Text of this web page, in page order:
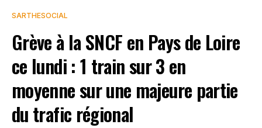
SARTHESOCIAL
Grève à la SNCF en Pays de Loire
ce lundi : 1 train sur 3 en
moyenne sur une majeure partie
du trafic régional